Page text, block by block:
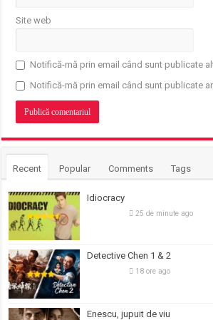
Site web
Notifică-mă prin email când sunt publicate
Notifică-mă prin email când sunt publicate
Recent Popular Comments Tags
Idiocracy
25 de minute ago
Detective Chen 1 & 2
18 ore ago
Enescu, jupuit de viu